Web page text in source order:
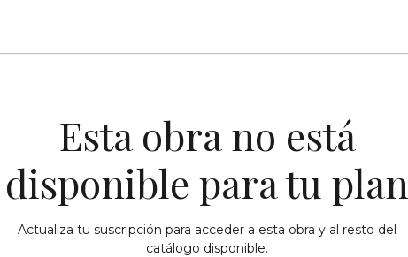
Esta obra no está
disponible para tu plan
Actualiza tu suscripción para acceder a esta obra y al resto del
catálogo disponible.